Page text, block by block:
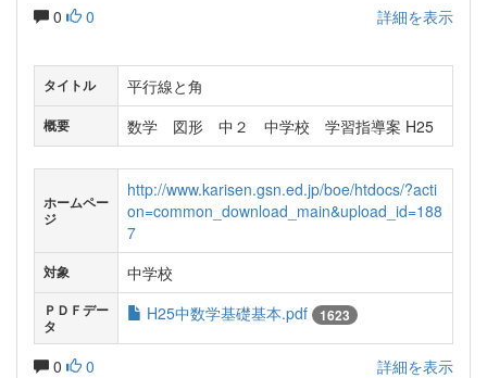
0 0 詳細を表示
タイトル 平行線と角
概要 数学 図形 中２ 中学校 学習指導案 H25
ホームペー
ジ
http://www.karisen.gsn.ed.jp/boe/htdocs/?acti
on=common_download_main&upload_id=188
7
対象 中学校
ＰＤＦデー
タ
H25中数学基礎基本.pdf 1623
0 0 詳細を表示